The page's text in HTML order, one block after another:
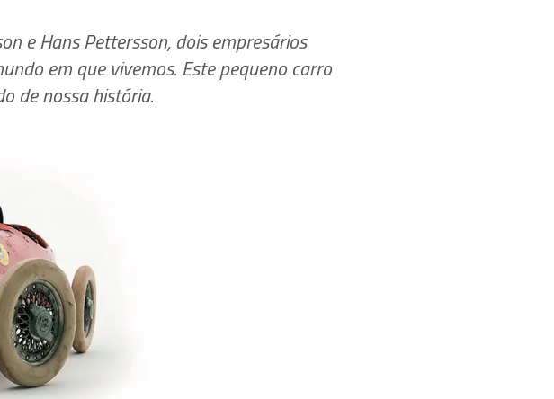
e Hans Pettersson, dois empresários
em que vivemos. Este pequeno carro
de nossa história.